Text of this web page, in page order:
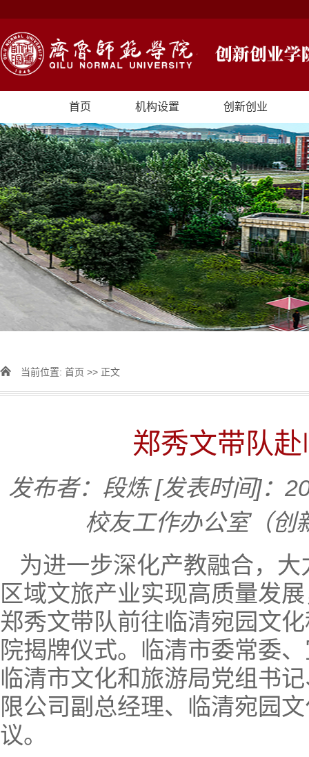
首页 机构设置 创新创业
当前位置: 首页 >> 正文
郑秀文带队
发布者：段炼 [发表时间]：
校友工作办公室（创
为进一步深化产教融合，
区域文旅产业实现高质量发
郑秀文带队前往临清宛园文
院揭牌仪式。临清市委常委
临清市文化和旅游局党组书
限公司副总经理、临清宛园
议。